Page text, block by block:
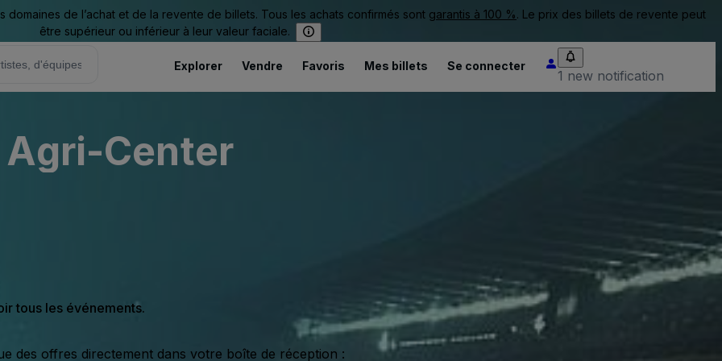
de l’achat et de la revente de billets. Tous les achats confirmés sont garantis à 100 %. Le prix des billets de revente peut
être supérieur ou inférieur à leur valeur faciale.
Explorer Vendre Favoris Mes billets Se connecter
1 new notification
Center
tous les événements.
des offres directement dans votre boîte de réception :